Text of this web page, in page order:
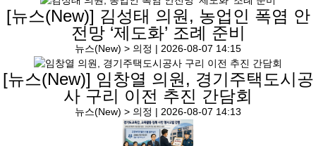
[뉴스(New)] 김성태 의원, 농업인 폭염 안
전망 ‘제도화’ 조례 준비
뉴스(New) > 의정 | 2026-08-07 14:15
[뉴스(New)] 임창열 의원, 경기주택도시공
사 구리 이전 추진 간담회
뉴스(New) > 의정 | 2026-08-07 14:13